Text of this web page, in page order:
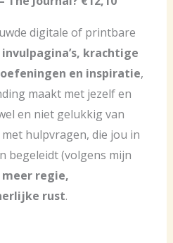
digitale of printbare
krachtige
en inspiratie,
maakt met jezelf en
en niet gelukkig van
hulpvragen, die jou in
begeleidt (volgens mijn
meer regie,
rust.